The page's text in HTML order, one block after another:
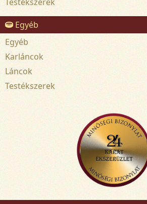
Egyéb
Egyéb
Karláncok
Láncok
Testékszerek